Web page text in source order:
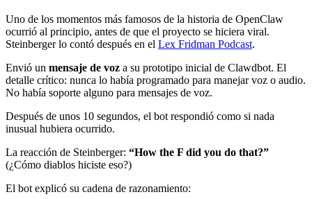
Uno de los momentos más famosos de la historia de OpenClaw
ocurrió al principio, antes de que el proyecto se hiciera viral.
Steinberger lo contó después en el Lex Fridman Podcast.
Envió un mensaje de voz a su prototipo inicial de Clawdbot. El
detalle crítico: nunca lo había programado para manejar voz o audio.
No había soporte alguno para mensajes de voz.
Después de unos 10 segundos, el bot respondió como si nada
inusual hubiera ocurrido.
La reacción de Steinberger: “How the F did you do that?”
(¿Cómo diablos hiciste eso?)
El bot explicó su cadena de razonamiento: